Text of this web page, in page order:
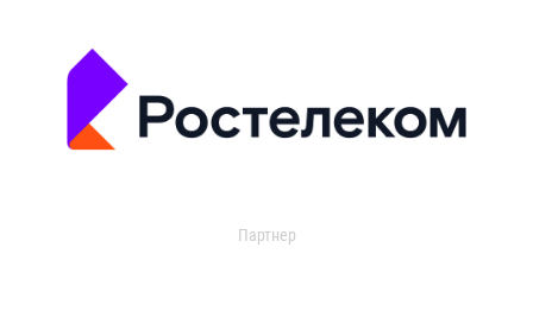
Партнер